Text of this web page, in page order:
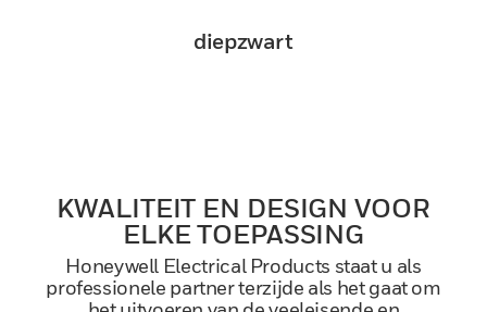
diepzwart
KWALITEIT EN DESIGN VOOR
ELKE TOEPASSING
Honeywell Electrical Products staat u als
professionele partner terzijde als het gaat om